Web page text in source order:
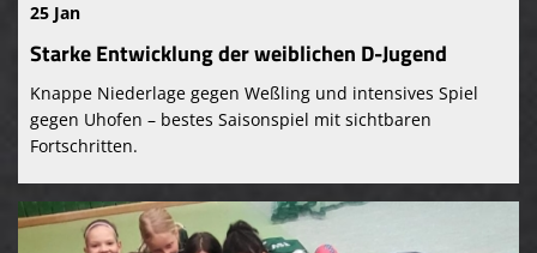
25 Jan
Starke Entwicklung der weiblichen D-Jugend
Knappe Niederlage gegen Weßling und intensives Spiel
gegen Uhofen – bestes Saisonspiel mit sichtbaren
Fortschritten.